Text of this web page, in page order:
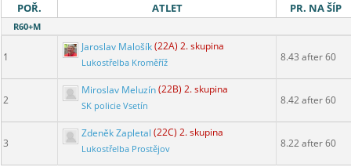
POŘ. ATLET PR. NA ŠÍP
R60+M
1
Jaroslav Malošík(22A) 2. skupina
Lukostřelba Kroměříž 8.43 after 60
2
Miroslav Meluzín(22B) 2. skupina
SK policie Vsetín 8.42 after 60
3
Zdeněk Zapletal (22C) 2. skupina
Lukostřelba Prostějov 8.22 after 60